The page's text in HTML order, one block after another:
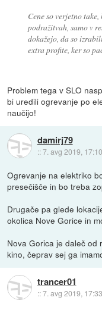
Cene so verjetno
podražitvah, samo v
dokažejo, da so
extra profite, ker so
Problem tega v SLO
bi uredili ogrevanje po
naučijo!
damirj79
::7. avg 2019, 17:10
Ogrevanje na elektriko
presečišče in bo treba
Drugače pa glede
okolica Nove Gorice in
Nova Gorica je daleč od
kino, čeprav sej ga
trancer01
::7. avg 2019, 17:33